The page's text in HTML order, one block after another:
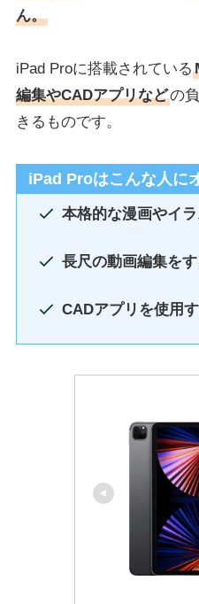
ん。
iPad Proに搭載されている
編集やCADアプリなどの
きるものです。
iPad Proはこんな人に
本格的な漫画やイ
長尺の動画編集を
CADアプリを使用